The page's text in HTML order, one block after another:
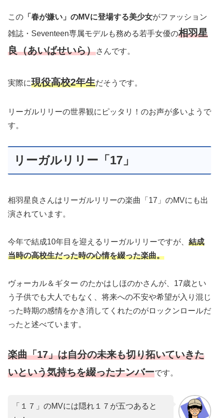
この 「春が嫌い」のMVに登場する美少女がファッション
雑誌・Seventeen専属モデルも務める若手女優の相羽星
良（あいばせいら）さんです。
実際に現役高校2年生だそうです。
リーガルリリーの世界観にピッタリ！のお声が多いようで
す。
リーガルリリー「17」
相羽星良さんはリーガルリリーの楽曲「17」のMVにも出
演されています。
今年で結成10年目を迎えるリーガルリリーですが、 結成
当時の高校生だった時の心情を綴った楽曲。
ヴォーカル＆ギター のたかはしほのかさんが、17歳とい
う子供でも大人でもなく、将来への不安や希望が入り混じ
った時期の感情をかき消してくれたのがロックンロールだ
ったと述べています。
楽曲「17」は自分の未来も切り拓いていきた
いという気持ちを綴ったナンバーです。
「１７」のMVには隠れ１７が五つあると